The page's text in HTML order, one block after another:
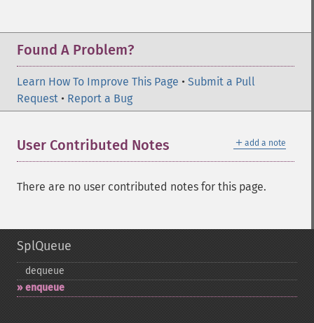
Found A Problem?
Learn How To Improve This Page • Submit a Pull
Request • Report a Bug
＋ add a note
User Contributed Notes
There are no user contributed notes for this page.
SplQueue
dequeue
enqueue